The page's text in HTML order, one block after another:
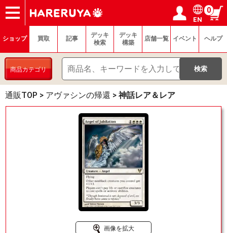
ショップ
買取
記事
デッキ検索
デッキ構築
選手一覧
店舗一覧
イベント
ヘルプ
お問い合わせ ログイン／会員登録
マイページ
EN
0
ショップ 買取 記事
デッキ
検索
デッキ
構築
店舗一覧 イベント ヘルプ
商品カテゴリ
通販TOP > アヴァシンの帰還 > 神話レア＆レア
画像を拡大